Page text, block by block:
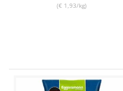
(€ 1,93/kg)